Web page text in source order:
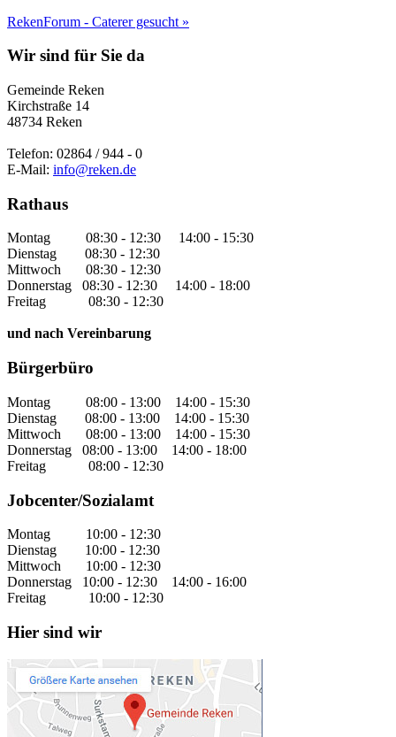
RekenForum - Caterer gesucht »
Wir sind für Sie da
Gemeinde Reken
Kirchstraße 14
48734 Reken
Telefon: 02864 / 944 - 0
E-Mail: info@reken.de
Rathaus
Montag 08:30 - 12:30 14:00 - 15:30
Dienstag 08:30 - 12:30
Mittwoch 08:30 - 12:30
Donnerstag 08:30 - 12:30 14:00 - 18:00
Freitag 08:30 - 12:30
und nach Vereinbarung
Bürgerbüro
Montag 08:00 - 13:00 14:00 - 15:30
Dienstag 08:00 - 13:00 14:00 - 15:30
Mittwoch 08:00 - 13:00 14:00 - 15:30
Donnerstag 08:00 - 13:00 14:00 - 18:00
Freitag 08:00 - 12:30
Jobcenter/Sozialamt
Montag 10:00 - 12:30
Dienstag 10:00 - 12:30
Mittwoch 10:00 - 12:30
Donnerstag 10:00 - 12:30 14:00 - 16:00
Freitag 10:00 - 12:30
Hier sind wir